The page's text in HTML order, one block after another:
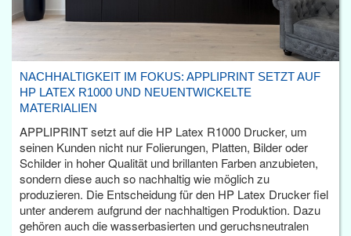
NACHHALTIGKEIT IM FOKUS: APPLIPRINT SETZT AUF
HP LATEX R1000 UND NEUENTWICKELTE
MATERIALIEN
APPLIPRINT setzt auf die HP Latex R1000 Drucker, um
seinen Kunden nicht nur Folierungen, Platten, Bilder oder
Schilder in hoher Qualität und brillanten Farben anzubieten,
sondern diese auch so nachhaltig wie möglich zu
produzieren. Die Entscheidung für den HP Latex Drucker fiel
unter anderem aufgrund der nachhaltigen Produktion. Dazu
gehören auch die wasserbasierten und geruchsneutralen